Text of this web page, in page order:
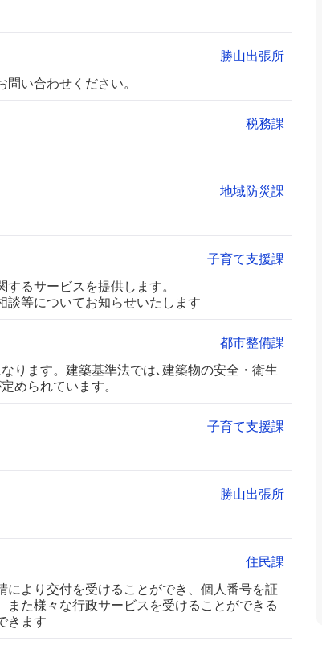
勝山出張所
い合わせください。
税務課
地域防災課
子育て支援課
るサービスを提供します。
談等についてお知らせいたします
都市整備課
ります。建築基準法では､建築物の安全・衛生
められています。
子育て支援課
勝山出張所
住民課
より交付を受けることができ、個人番号を証
た様々な行政サービスを受けることができる
きます